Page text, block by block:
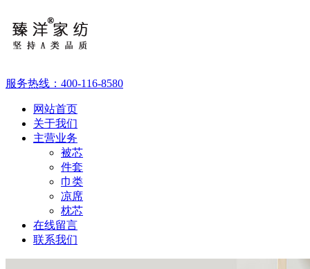
服务热线： 400-116-8580
网站首页
关于我们
主营业务
被芯
件套
巾类
凉席
枕芯
在线留言
联系我们